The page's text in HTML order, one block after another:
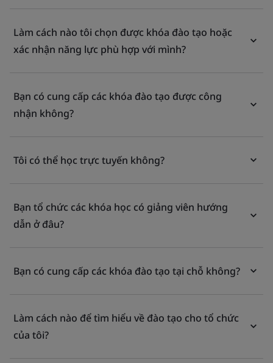
Làm cách nào tôi chọn được khóa đào tạo hoặc
xác nhận năng lực phù hợp với mình?
Bạn có cung cấp các khóa đào tạo được công
nhận không?
Tôi có thể học trực tuyến không?
Bạn tổ chức các khóa học có giảng viên hướng
dẫn ở đâu?
Bạn có cung cấp các khóa đào tạo tại chỗ không?
Làm cách nào để tìm hiểu về đào tạo cho tổ chức
của tôi?